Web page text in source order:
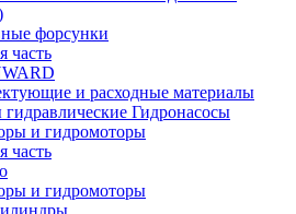
форсунки
часть
и расходные материалы
Гидронасосы
и гидромоторы
часть
и гидромоторы